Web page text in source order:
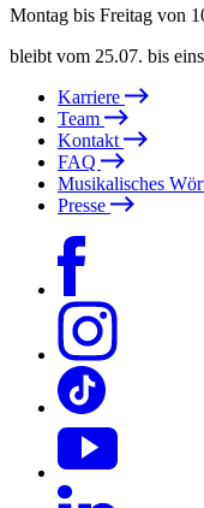
Montag bis Freitag von
bleibt vom 25.07. bis
Karriere
Team
Kontakt
FAQ
Musikalisches
Presse